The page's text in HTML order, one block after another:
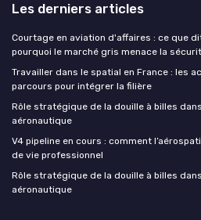
Les derniers articles
Courtage en aviation d'affaires : ce que
pourquoi le marché gris menace la
Travailler dans le spatial en France : les
parcours pour intégrer la filière
Rôle stratégique de la douille à billes
aéronautique
V4 pipeline en cours : comment
de vie professionnel
Rôle stratégique de la douille à billes
aéronautique